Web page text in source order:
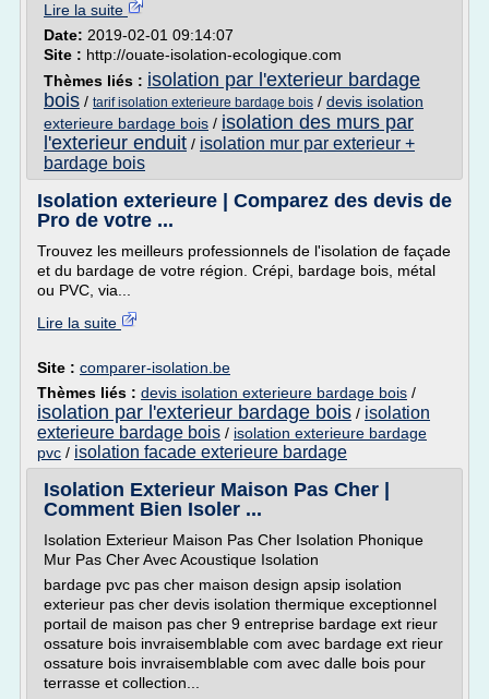
Lire la suite
Date: 2019-02-01 09:14:07
Site : http://ouate-isolation-ecologique.com
Thèmes liés : isolation par l'exterieur bardage
bois / tarif isolation exterieure bardage bois / devis isolation
exterieure bardage bois / isolation des murs par
l'exterieur enduit / isolation mur par exterieur +
bardage bois
Isolation exterieure | Comparez des devis de
Pro de votre ...
Trouvez les meilleurs professionnels de l'isolation de façade
et du bardage de votre région. Crépi, bardage bois, métal
ou PVC, via...
Lire la suite
Site : comparer-isolation.be
Thèmes liés : devis isolation exterieure bardage bois /
isolation par l'exterieur bardage bois / isolation
exterieure bardage bois / isolation exterieure bardage
pvc / isolation facade exterieure bardage
Isolation Exterieur Maison Pas Cher |
Comment Bien Isoler ...
Isolation Exterieur Maison Pas Cher Isolation Phonique
Mur Pas Cher Avec Acoustique Isolation
bardage pvc pas cher maison design apsip isolation
exterieur pas cher devis isolation thermique exceptionnel
portail de maison pas cher 9 entreprise bardage ext rieur
ossature bois invraisemblable com avec bardage ext rieur
ossature bois invraisemblable com avec dalle bois pour
terrasse et collection...